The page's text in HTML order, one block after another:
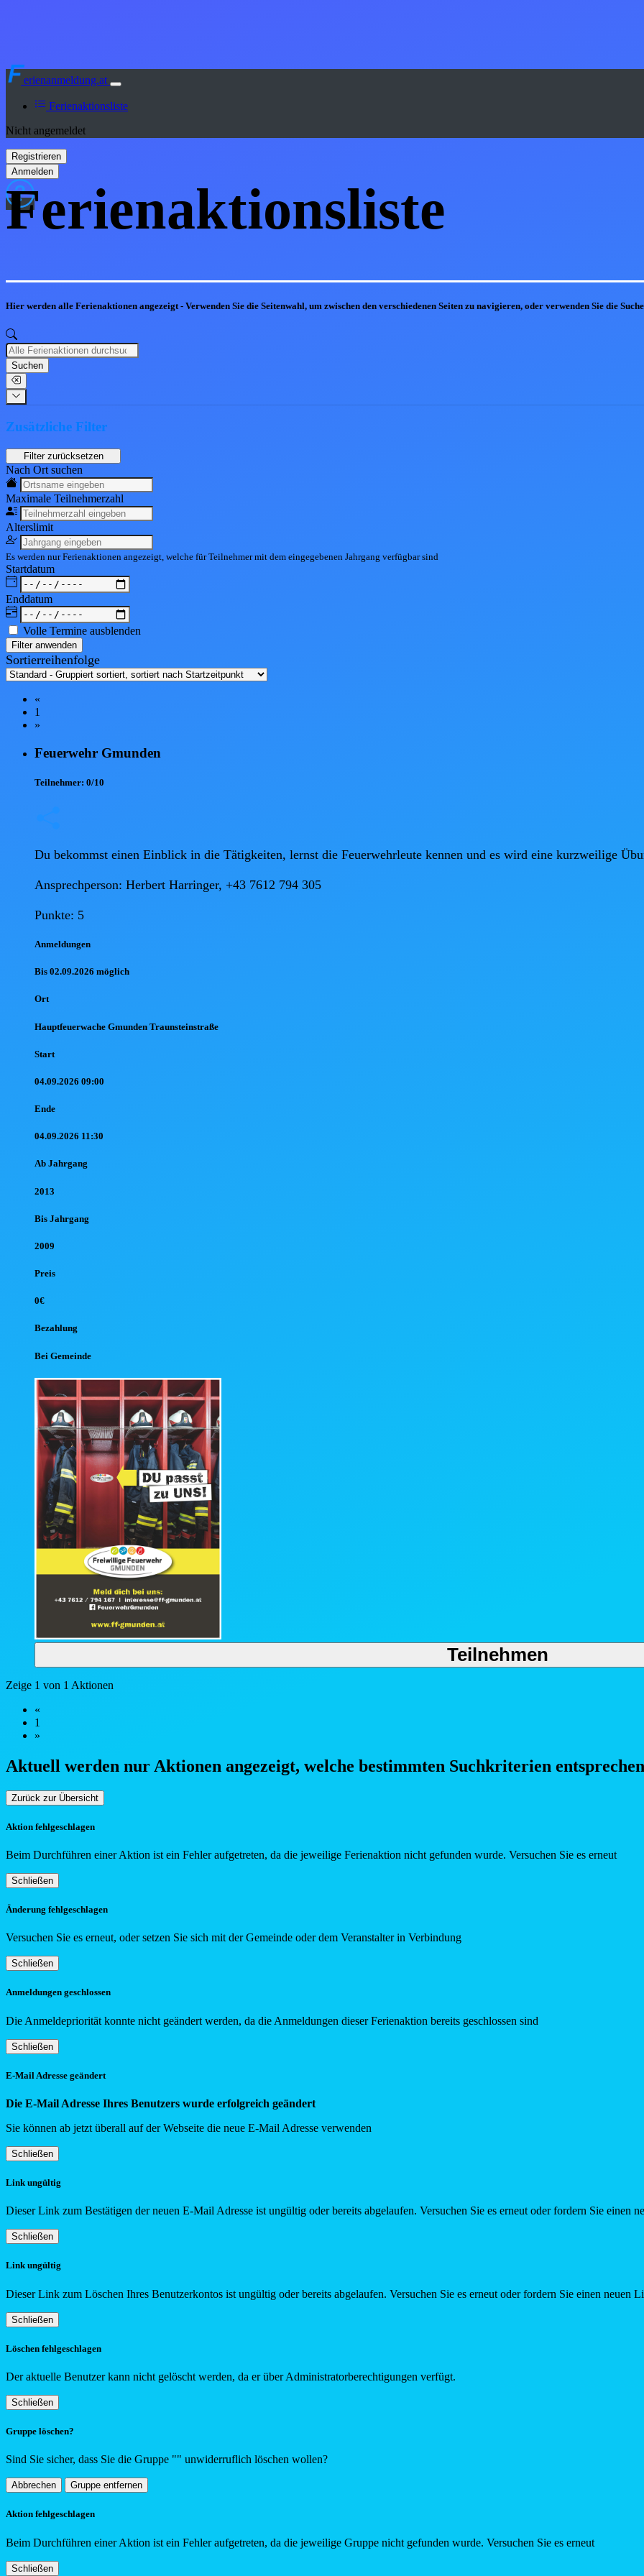
erienanmeldung.at
Ferienaktionsliste
Nicht angemeldet
Ferienaktionsliste
Hier werden alle Ferienaktionen angezeigt - Verwenden Sie die Seitenwahl, um zwischen den verschiedenen Seiten zu navigieren, oder verwenden Sie die
Suchen
Zusätzliche Filter
Nach Ort suchen
Maximale Teilnehmerzahl
Alterslimit
Es werden nur Ferienaktionen angezeigt, welche für Teilnehmer mit dem eingegebenen Jahrgang verfügbar sind
Startdatum
Enddatum
Volle Termine ausblenden
Filter anwenden
Sortierreihenfolge
«
1
»
Feuerwehr Gmunden
Teilnehmer: 0/10
Du bekommst einen Einblick in die Tätigkeiten, lernst die Feuerwehrleute kennen und es wird eine kurzweilige
Ansprechperson: Herbert Harringer, +43 7612 794 305
Punkte: 5
Anmeldungen
Bis 02.09.2026 möglich
Ort
Hauptfeuerwache Gmunden Traunsteinstraße
Start
04.09.2026 09:00
Ende
04.09.2026 11:30
Ab Jahrgang
2013
Bis Jahrgang
2009
Preis
0€
Bezahlung
Bei Gemeinde
Teilnehmen
Zeige 1 von 1 Aktionen
«
1
»
Aktuell werden nur Aktionen angezeigt, welche bestimmten Suchkriterien entsprechen
Zurück zur Übersicht
Aktion fehlgeschlagen
Beim Durchführen einer Aktion ist ein Fehler aufgetreten, da die jeweilige Ferienaktion nicht gefunden wurde. Versuchen Sie es erneut
Schließen
Änderung fehlgeschlagen
Versuchen Sie es erneut, oder setzen Sie sich mit der Gemeinde oder dem Veranstalter in Verbindung
Schließen
Anmeldungen geschlossen
Die Anmeldepriorität konnte nicht geändert werden, da die Anmeldungen dieser Ferienaktion bereits geschlossen sind
Schließen
E-Mail Adresse geändert
Die E-Mail Adresse Ihres Benutzers wurde erfolgreich geändert
Sie können ab jetzt überall auf der Webseite die neue E-Mail Adresse verwenden
Schließen
Link ungültig
Dieser Link zum Bestätigen der neuen E-Mail Adresse ist ungültig oder bereits abgelaufen. Versuchen Sie es erneut oder fordern Sie einen
Schließen
Link ungültig
Dieser Link zum Löschen Ihres Benutzerkontos ist ungültig oder bereits abgelaufen. Versuchen Sie es erneut oder fordern Sie einen neuen
Schließen
Löschen fehlgeschlagen
Der aktuelle Benutzer kann nicht gelöscht werden, da er über Administratorberechtigungen verfügt.
Schließen
Gruppe löschen?
Sind Sie sicher, dass Sie die Gruppe "" unwiderruflich löschen wollen?
Abbrechen Gruppe entfernen
Aktion fehlgeschlagen
Beim Durchführen einer Aktion ist ein Fehler aufgetreten, da die jeweilige Gruppe nicht gefunden wurde. Versuchen Sie es erneut
Schließen